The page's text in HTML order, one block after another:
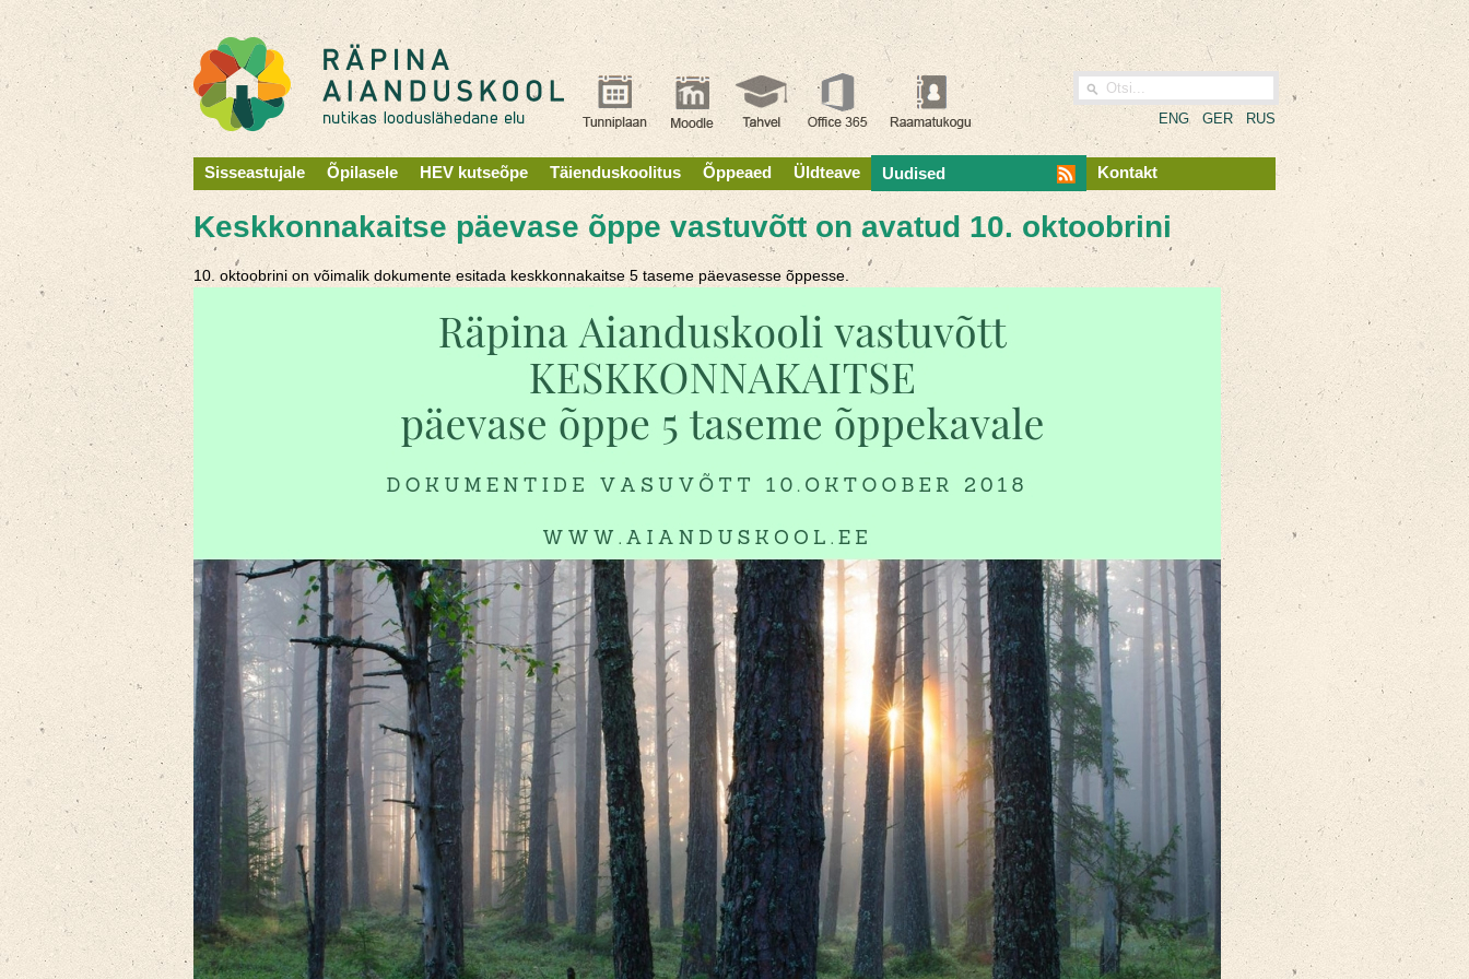
ENG GER RUS
Sisseastujale Õpilasele HEV kutseõpe Täienduskoolitus Õppeaed Üldteave Uudised Kontakt
Keskkonnakaitse päevase õppe vastuvõtt on avatud 10. oktoobrini
10. oktoobrini on võimalik dokumente esitada keskkonnakaitse 5 taseme päevasesse õppesse.